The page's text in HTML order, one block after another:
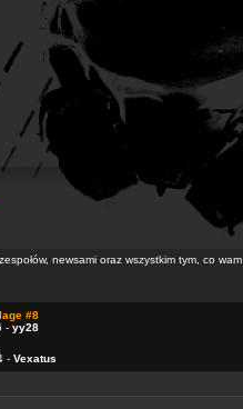
newsami oraz wszystkim tym, co wam
#8
- yy28
- Vexatus